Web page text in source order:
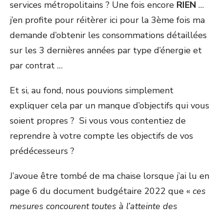
services métropolitains ? Une fois encore RIEN …
j’en profite pour réitèrer ici pour la 3ème fois ma
demande d’obtenir les consommations détaillées
sur les 3 dernières années par type d’énergie et
par contrat …
Et si, au fond, nous pouvions simplement
expliquer cela par un manque d’objectifs qui vous
soient propres ? Si vous vous contentiez de
reprendre à votre compte les objectifs de vos
prédécesseurs ?
J’avoue être tombé de ma chaise lorsque j’ai lu en
page 6 du document budgétaire 2022 que « ces
mesures concourent toutes à l’atteinte des